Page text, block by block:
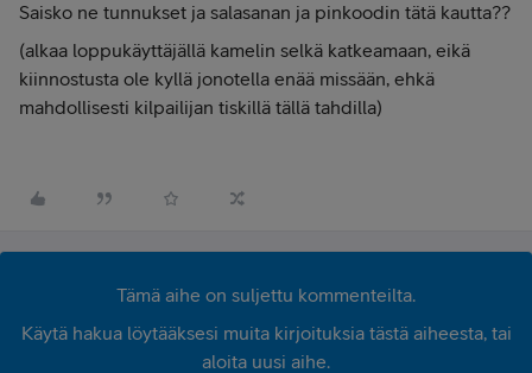
Saisko ne tunnukset ja salasanan ja pinkoodin tätä kautta??
(alkaa loppukäyttäjällä kamelin selkä katkeamaan, eikä
kiinnostusta ole kyllä jonotella enää missään, ehkä
mahdollisesti kilpailijan tiskillä tällä tahdilla)
Tämä aihe on suljettu kommenteilta.
Käytä hakua löytääksesi muita kirjoituksia tästä aiheesta, tai
aloita uusi aihe.